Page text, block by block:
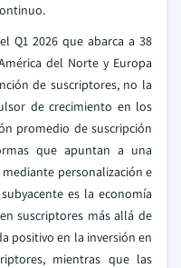
Q1 2026 que abarca a 38
del Norte y Europa
de suscriptores, no la
de crecimiento en los
promedio de suscripción
que apuntan a una
personalización e
es la economía
suscriptores más allá de
positivo en la inversión en
mientras que las